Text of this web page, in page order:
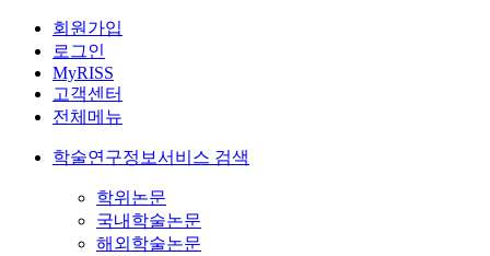
회원가입
로그인
MyRISS
고객센터
전체메뉴
학술연구정보서비스 검색
학위논문
국내학술논문
해외학술논문